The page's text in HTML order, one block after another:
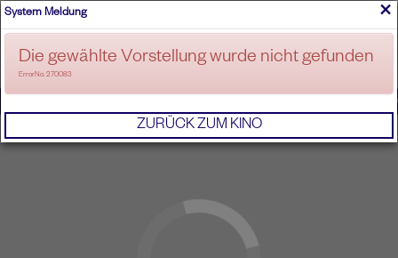
ANMELDEN
×
System Meldung
Die gewählte Vorstellung wurde nicht gefunden
ErrorNo. 270083
ZURÜCK ZUM KINO